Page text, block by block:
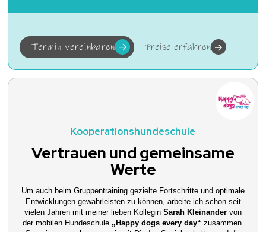
Termin vereinbaren Preise erfahren
Kooperationshundeschule
Vertrauen und gemeinsame
Werte
Um auch beim Gruppentraining gezielte Fortschritte und optimale
Entwicklungen gewährleisten zu können, arbeite ich schon seit
vielen Jahren mit meiner lieben Kollegin Sarah Kleinander von
der mobilen Hundeschule „Happy dogs every day“ zusammen.